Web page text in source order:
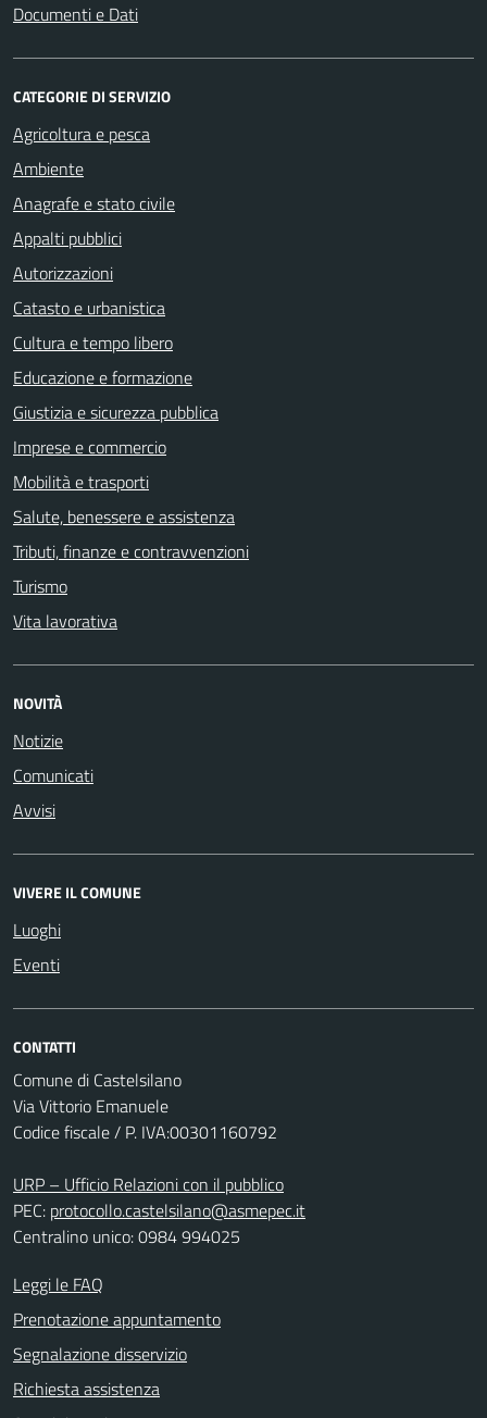
Documenti e Dati
CATEGORIE DI SERVIZIO
Agricoltura e pesca
Ambiente
Anagrafe e stato civile
Appalti pubblici
Autorizzazioni
Catasto e urbanistica
Cultura e tempo libero
Educazione e formazione
Giustizia e sicurezza pubblica
Imprese e commercio
Mobilità e trasporti
Salute, benessere e assistenza
Tributi, finanze e contravvenzioni
Turismo
Vita lavorativa
NOVITÀ
Notizie
Comunicati
Avvisi
VIVERE IL COMUNE
Luoghi
Eventi
CONTATTI
Comune di Castelsilano
Via Vittorio Emanuele
Codice fiscale / P. IVA:00301160792
URP – Ufficio Relazioni con il pubblico
PEC: protocollo.castelsilano@asmepec.it
Centralino unico: 0984 994025
Leggi le FAQ
Prenotazione appuntamento
Segnalazione disservizio
Richiesta assistenza